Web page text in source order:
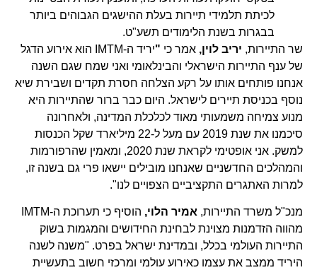
לכיתת תלמידי תיירות בעלת ההישגים הגבוהים ביותר
בבגרות בשנת הלימודים תשע"ט.
שר התיירות,יריב לוין,אמר כי "
יריד ה-IMTM הוא אירוע הדגל
של ענף התיירות הישראלי והבינלאומי ואני שמח שגם השנה
אנחנו פותחים אותו על רקע הצלחה חסרת תקדים ושבירת שיא
נוסף בכניסת תיירים לישראל. היום כבר ברור שהתיירות היא
מנוע צמיחה משמעותי מאוד לכלכלת המדינה, ולאחרונה
סיכמנו את שנת 2019 עם מעל ל-22 מיליארד שקל הכנסות
למשק. אני אופטימי לקראת שנת 2020, ומאמין שהרפורמות
והמהלכים החדשניים שאנחנו מובילים יישאו פרי גם בשנה זו,
למרות האתגרים התקציביים הצפויים לנו".
מנכ"ל משרד התיירות,אמיר הלוי,
הוסיף כי תערוכת ה-IMTM
מהווה הזדמנות מצוינת לבחינת החידושים והמגמות בשוק
התיירות העולמי בכלל, ובמדינת ישראל בפרט. "משנה לשנה
היריד ממצב את עצמו כאירוע עולמי ומרכזי חשוב בתעשיית